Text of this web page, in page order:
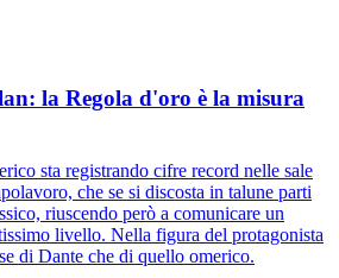
la Regola d'oro è la misura
sta registrando cifre record nelle sale
che se si discosta in talune parti
riuscendo però a comunicare un
livello. Nella figura del protagonista
di Dante che di quello omerico.